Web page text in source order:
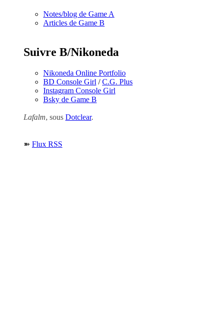
Notes/blog de Game A
Articles de Game B
Suivre B/Nikoneda
Nikoneda Online Portfolio
BD Console Girl /C.G. Plus
Instagram Console Girl
Bsky de Game B
Lafalm, sous Dotclear.
➽ Flux RSS